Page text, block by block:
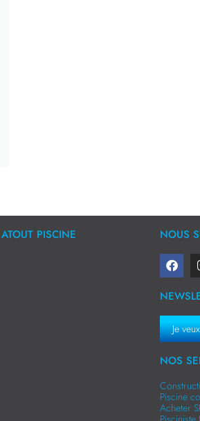
PISCINE NOUS
Je
NOS
Piscine
Acheter